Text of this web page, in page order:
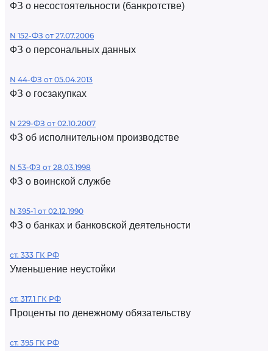
ФЗ о несостоятельности (банкротстве)
N 152-ФЗ от 27.07.2006
ФЗ о персональных данных
N 44-ФЗ от 05.04.2013
ФЗ о госзакупках
N 229-ФЗ от 02.10.2007
ФЗ об исполнительном производстве
N 53-ФЗ от 28.03.1998
ФЗ о воинской службе
N 395-1 от 02.12.1990
ФЗ о банках и банковской деятельности
ст. 333 ГК РФ
Уменьшение неустойки
ст. 317.1 ГК РФ
Проценты по денежному обязательству
ст. 395 ГК РФ